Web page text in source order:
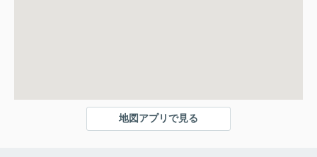
地図アプリで見る